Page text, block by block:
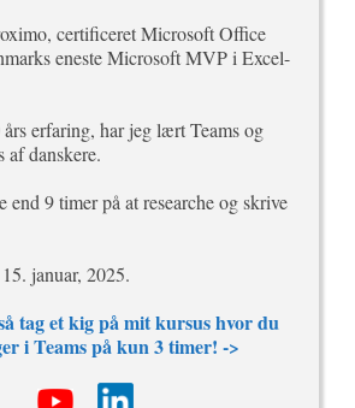
certificeret Microsoft Office
eneste Microsoft MVP i Excel-
erfaring, har jeg lært Teams og
danskere.
end 9 timer på at researche og skrive
januar, 2025.
tag et kig på mit kursus hvor du
i Teams på kun 3 timer! ->